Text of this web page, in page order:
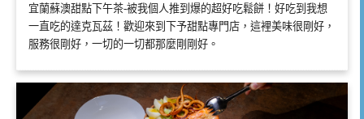
宜蘭蘇澳甜點下午茶-被我個人推到爆的超好吃鬆餅！好吃到我想
一直吃的達克瓦茲！歡迎來到下予甜點專門店，這裡美味很剛好，
服務很剛好，一切的一切都那麼剛剛好。